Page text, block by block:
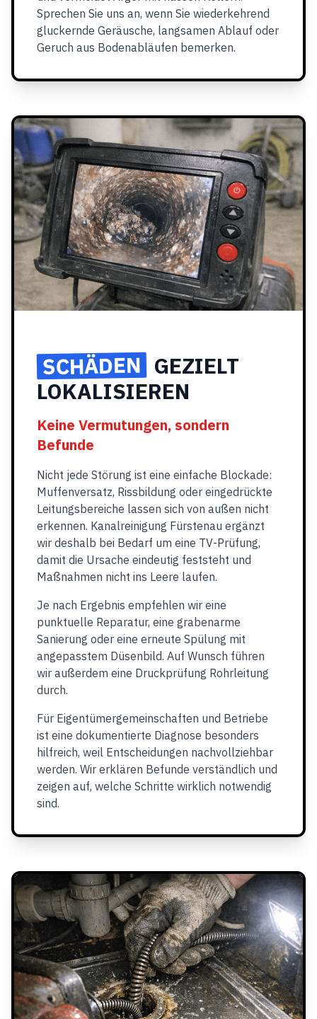
Sprechen Sie uns an, wenn Sie wiederkehrend
gluckernde Geräusche, langsamen Ablauf oder
Geruch aus Bodenabläufen bemerken.
SCHÄDEN GEZIELT
LOKALISIEREN
Keine Vermutungen, sondern
Befunde
Nicht jede Störung ist eine einfache Blockade:
Muffenversatz, Rissbildung oder eingedrückte
Leitungsbereiche lassen sich von außen nicht
erkennen. Kanalreinigung Fürstenau ergänzt
wir deshalb bei Bedarf um eine TV-Prüfung,
damit die Ursache eindeutig feststeht und
Maßnahmen nicht ins Leere laufen.
Je nach Ergebnis empfehlen wir eine
punktuelle Reparatur, eine grabenarme
Sanierung oder eine erneute Spülung mit
angepasstem Düsenbild. Auf Wunsch führen
wir außerdem eine Druckprüfung Rohrleitung
durch.
Für Eigentümergemeinschaften und Betriebe
ist eine dokumentierte Diagnose besonders
hilfreich, weil Entscheidungen nachvollziehbar
werden. Wir erklären Befunde verständlich und
zeigen auf, welche Schritte wirklich notwendig
sind.